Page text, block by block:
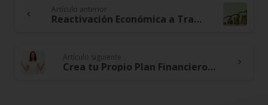
Continue
Artículo anterior
Reactivación Económica a Través del Financiamiento Cooperativo: Una Estrategia Efectiva
Artículo siguiente
Crea tu Propio Plan Financiero y Rompe con la Rutina: Asegura tu Futuro Ahora